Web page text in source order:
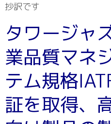
抄訳です
タワージャ
業品質マネ
テム規格
証を取得、